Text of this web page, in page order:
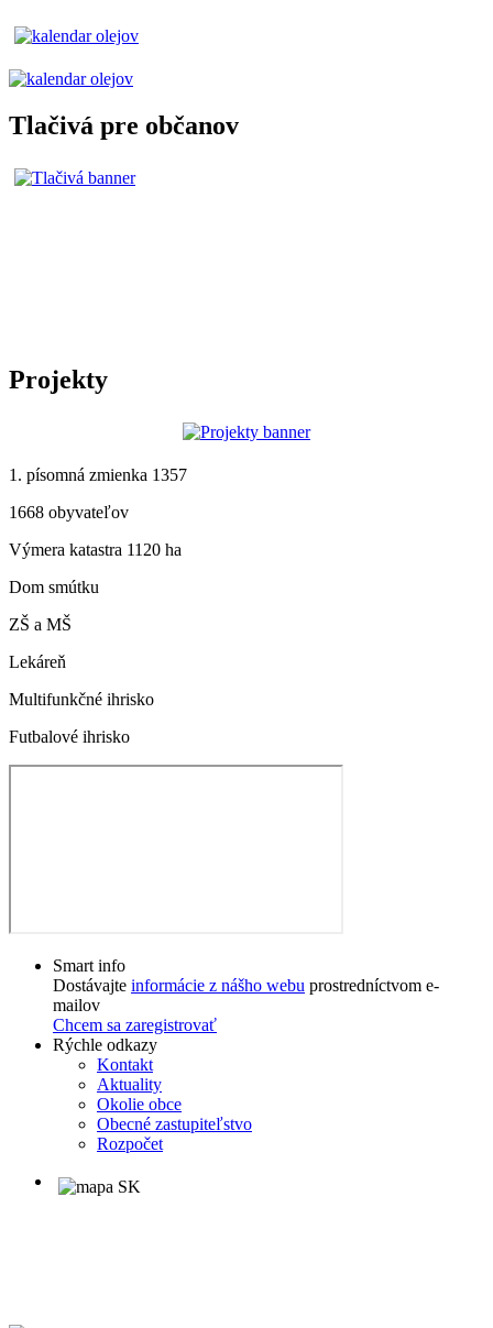
Tlačivá pre občanov
Projekty
1. písomná zmienka 1357
1668 obyvateľov
Výmera katastra 1120 ha
Dom smútku
ZŠ a MŠ
Lekáreň
Multifunkčné ihrisko
Futbalové ihrisko
Smart info
Dostávajte informácie z nášho webu prostredníctvom e-
mailov
Chcem sa zaregistrovať
Rýchle odkazy
Kontakt
Aktuality
Okolie obce
Obecné zastupiteľstvo
Rozpočet